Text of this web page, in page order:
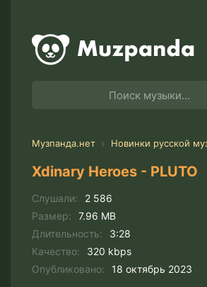
Музпанда.нет Новинки русской
Xdinary Heroes - PLUTO
Слушали:
2 586
Размер:
7.96 MB
Длительность:
3:28
Качество:
320 kbps
Опубликовано:
18 октябрь 2023